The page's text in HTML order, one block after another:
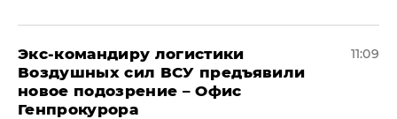
Экс-командиру логистики
Воздушных сил ВСУ предъявили
новое подозрение – Офис
Генпрокурора
11:09